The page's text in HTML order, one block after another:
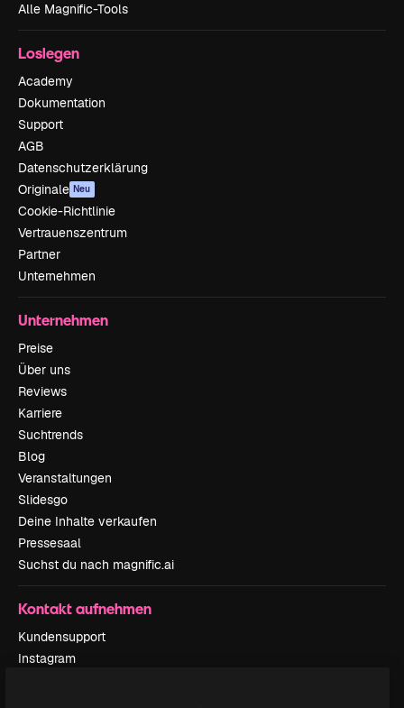
Alle Magnific-Tools
Loslegen
Academy
Dokumentation
Support
AGB
Datenschutzerklärung
Originale Neu
Cookie-Richtlinie
Vertrauenszentrum
Partner
Unternehmen
Unternehmen
Preise
Über uns
Reviews
Karriere
Suchtrends
Blog
Veranstaltungen
Slidesgo
Deine Inhalte verkaufen
Pressesaal
Suchst du nach magnific.ai
Kontakt aufnehmen
Kundensupport
Instagram